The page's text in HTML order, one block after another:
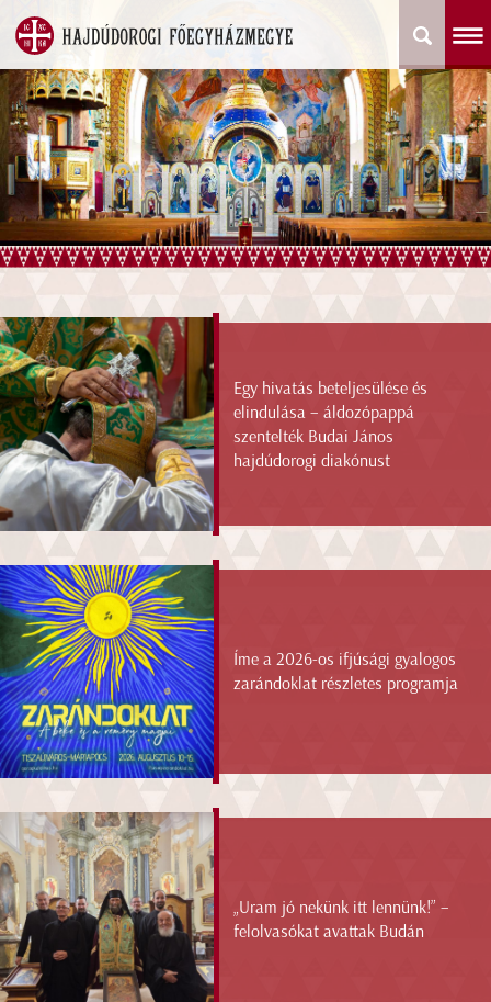
Egy hivatás beteljesülése és
elindulása – áldozópappá
szentelték Budai János
hajdúdorogi diakónust
Íme a 2026-os ifjúsági gyalogos
zarándoklat részletes programja
„Uram jó nekünk itt lennünk!” –
felolvasókat avattak Budán